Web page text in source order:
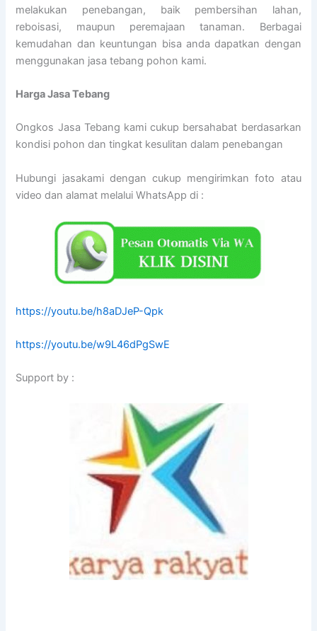
melakukan penebangan, baik pembersihan lahan,
reboisasi, maupun peremajaan tanaman. Berbagai
kemudahan dan keuntungan bisa anda dapatkan dengan
menggunakan jasa tebang pohon kami.
Harga Jasa Tebang
Ongkos Jasa Tebang kami cukup bersahabat berdasarkan
kondisi pohon dan tingkat kesulitan dalam penebangan
Hubungi jasakami dengan cukup mengirimkan foto atau
video dan alamat melalui WhatsApp di :
https://youtu.be/h8aDJeP-Qpk
https://youtu.be/w9L46dPgSwE
Support by :